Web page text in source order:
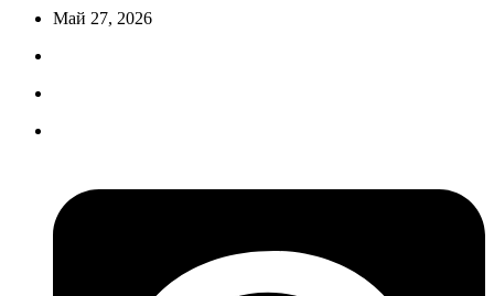
Май 27, 2026